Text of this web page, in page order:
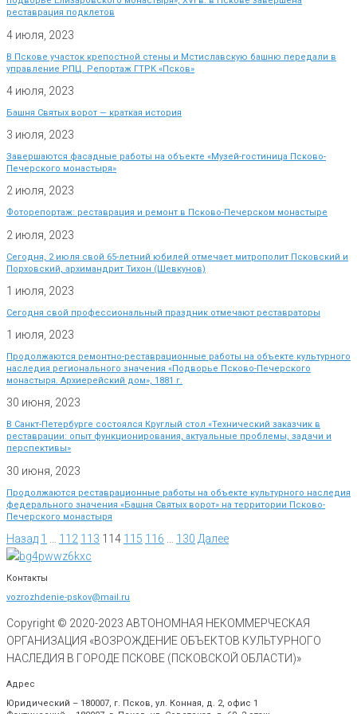
реставрация подклетов
4 июля, 2023
В Пскове участок крепостной стены и Мстиславскую башню передали в
управление РПЦ. Репортаж ГТРК «Псков»
4 июля, 2023
Башня Святых ворот — краткая история
3 июля, 2023
Завершаются фасадные работы на объекте «Музей-гостиница Псково-
Печерского монастыря»
2 июля, 2023
Фоторепортаж: реставрация и ремонт в Псково-Печерском монастыре
2 июля, 2023
Сегодня, 2 июля свой 65-летний юбилей отмечает митрополит Псковский и
Порховский, архимандрит Тихон (Шевкунов)
1 июля, 2023
Сегодня свой профессиональный праздник отмечают реставраторы
1 июля, 2023
Продолжаются ремонтно-реставрационные работы на объекте культурного
наследия регионального значения «Подворье Псково-Печерского
монастыря. Архиерейский дом», 1881 г.
30 июня, 2023
В Санкт-Петербурге состоялся Круглый стол «Технический заказчик в
реставрации: опыт функционирования, актуальные проблемы, задачи и
перспективы»
30 июня, 2023
Продолжаются реставрационные работы на объекте культурного наследия
федерального значения «Башня Святых ворот» на территории Псково-
Печерского монастыря
Назад 1 112 113 114 115 116 130 Далее
Контакты
vozrozhdenie-pskov@mail.ru
Copyright © 2020-2023 АВТОНОМНАЯ НЕКОММЕРЧЕСКАЯ
ОРГАНИЗАЦИЯ «ВОЗРОЖДЕНИЕ ОБЪЕКТОВ КУЛЬТУРНОГО
НАСЛЕДИЯ В ГОРОДЕ ПСКОВЕ (ПСКОВСКОЙ ОБЛАСТИ)»
Адрес
Юридический – 180007, г. Псков, ул. Конная, д. 2, офис 1